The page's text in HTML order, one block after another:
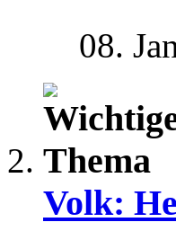
08.
Volk: